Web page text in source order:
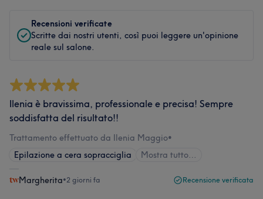
Recensioni verificate
Scritte dai nostri utenti, così puoi leggere un'opinione
reale sul salone.
Ilenia è bravissima, professionale e precisa! Sempre
soddisfatta del risultato!!
Trattamento effettuato da Ilenia Maggio•
Epilazione a cera sopracciglia
Mostra tutto…
Margherita•2 giorni fa Recensione verificata